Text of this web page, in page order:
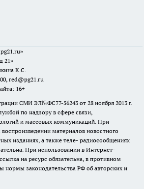
21»
К.С.
red@pg21.ru
16+
СМИ ЭЛ№ФС77-56243 от 28 ноября 2013 г.
по надзору в сфере связи,
и массовых коммуникаций. При
материалов новостного
изданиях, а также теле- радиосообщениях
При использовании в Интернет-
на ресурс обязательна, в противном
нормы законодательства РФ об авторских и